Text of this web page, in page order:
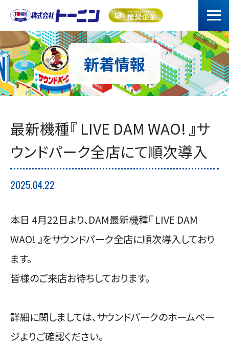
新着情報
最新機種『 LIVE DAM WAO! 』サ
ウンドパーク全店にて順次導入
2025.04.22
本日 4月22日より、DAM最新機種『 LIVE DAM
WAO! 』をサウンドパーク全店に順次導入しており
ます。
皆様のご来店お待ちしております。
詳細に関しましては、サウンドパークのホームペー
ジよりご確認ください。